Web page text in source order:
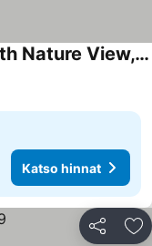
Lapland Landscape Cabin with Nature View, Sauna, Fireplace & Kitchen, Ylläs, Äkäslompolo, Riverside Village
Katso hinnat
Jaa